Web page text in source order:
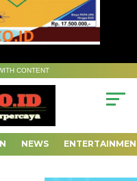
CONTENT
NEWS